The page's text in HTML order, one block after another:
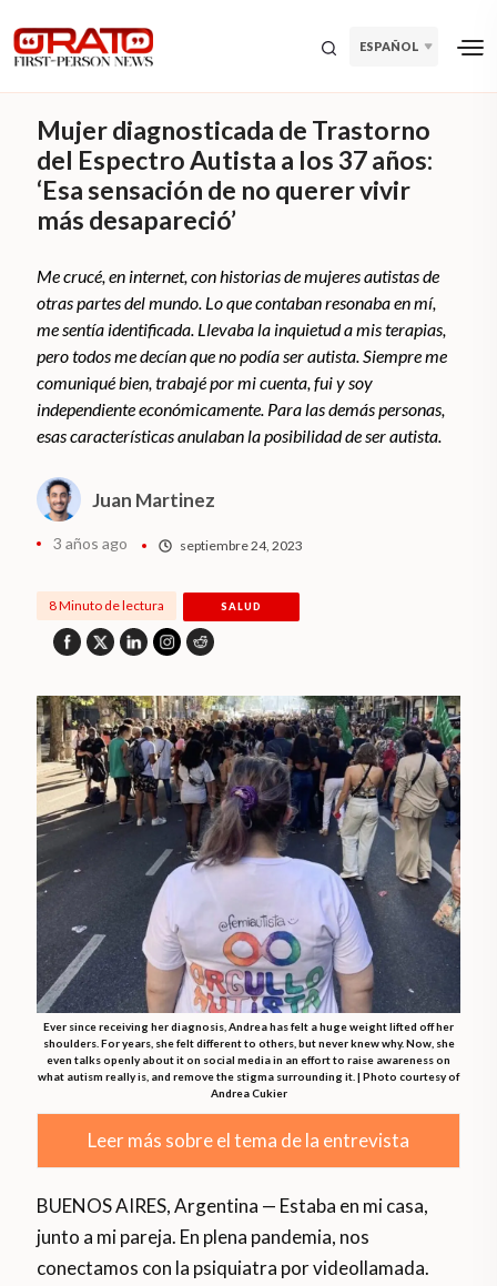
ESPAÑOL
Mujer diagnosticada de Trastorno
del Espectro Autista a los 37 años:
‘Esa sensación de no querer vivir
más desapareció’
Me crucé, en internet, con historias de mujeres autistas de
otras partes del mundo. Lo que contaban resonaba en mí,
me sentía identificada. Llevaba la inquietud a mis terapias,
pero todos me decían que no podía ser autista. Siempre me
comuniqué bien, trabajé por mi cuenta, fui y soy
independiente económicamente. Para las demás personas,
esas características anulaban la posibilidad de ser autista.
Juan Martinez
3 años ago septiembre 24, 2023
8 Minuto de lectura SALUD
Ever since receiving her diagnosis, Andrea has felt a huge weight lifted off her
shoulders. For years, she felt different to others, but never knew why. Now, she
even talks openly about it on social media in an effort to raise awareness on
what autism really is, and remove the stigma surrounding it. | Photo courtesy of
Andrea Cukier
Leer más sobre el tema de la entrevista
BUENOS AIRES, Argentina — Estaba en mi casa,
junto a mi pareja. En plena pandemia, nos
conectamos con la psiquiatra por videollamada.